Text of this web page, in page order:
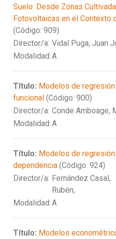
Suelo: Desde Zonas
Fotovoltaicas en el Contexto
(Código: 909)
Director/a: Vidal Puga, Juan
Modalidad:A
Título: Modelos de
funcional (Código: 900)
Director/a: Conde Amboage,
Modalidad:A
Título: Modelos de
dependencia (Código: 924)
Director/a: Fernández Casal,
Rubén;
Modalidad:A
Título: Modelos